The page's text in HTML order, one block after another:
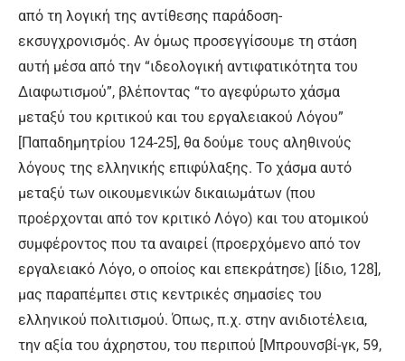
από τη λογική της αντίθεσης παράδοση-
εκσυγχρονισμός. Αν όμως προσεγγίσουμε τη στάση
αυτή μέσα από την “ιδεολογική αντιφατικότητα του
Διαφωτισμού”, βλέποντας “το αγεφύρωτο χάσμα
μεταξύ του κριτικού και του εργαλειακού Λόγου”
[Παπαδημητρίου 124-25], θα δούμε τους αληθινούς
λόγους της ελληνικής επιφύλαξης. Το χάσμα αυτό
μεταξύ των οικουμενικών δικαιωμάτων (που
προέρχονται από τον κριτικό Λόγο) και του ατομικού
συμφέροντος που τα αναιρεί (προερχόμενο από τον
εργαλειακό Λόγο, ο οποίος και επεκράτησε) [ίδιο, 128],
μας παραπέμπει στις κεντρικές σημασίες του
ελληνικού πολιτισμού. Όπως, π.χ. στην ανιδιοτέλεια,
την αξία του άχρηστου, του περιπού [Μπρουνσβί-γκ, 59,